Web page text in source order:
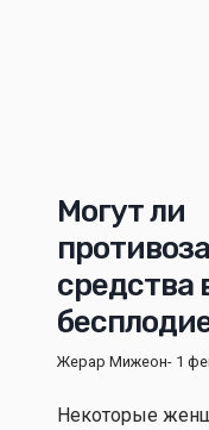
Могут ли
средства
Жерар Мижеон- 1
Некоторые